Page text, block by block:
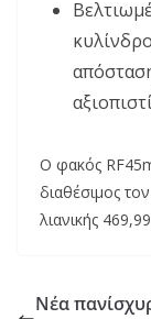
Ο φακός
διαθέσιμος
λιανικής
Νέα